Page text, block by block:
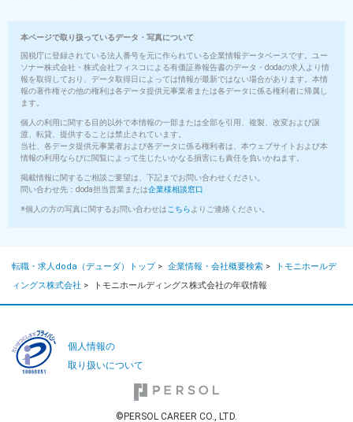
本ページで取り扱っているデータ・写真について
国税庁に登録されている法人番号を元に作られている企業情報データベースです。ユー
ソナー株式会社・株式会社フィスコによる有価証券報告書のデータ・dodaの求人より情
報を取得しており、データ取得日によっては情報が最新ではない場合があります。本情
報の著作権その他の権利は各データ提供元事業者または各データに係る権利者に帰属し
ます。
個人の利用に関する目的以外で本情報の一部または全部を引用、複製、改変および譲
渡、転貸、提供することは禁止されています。
当社、各データ提供元事業者および各データに係る権利者は、本ウェブサイトおよび本
情報の利用ならびに閲覧によって生じたいかなる損害にも責任を負いかねます。
掲載情報に関するご相談ご要望は、下記までお問い合わせください。
問い合わせ先：doda担当営業または企業様相談窓口
※個人の方の写真に関するお問い合わせは こちら よりご連絡ください。
転職・求人doda（デューダ）トップ> 企業情報・会社概要検索 >
トモニホールデ
ィングス株式会社 > トモニホールディングス株式会社の年収情報
個人情報の
取り扱いについて
©PERSOL CAREER CO., LTD.